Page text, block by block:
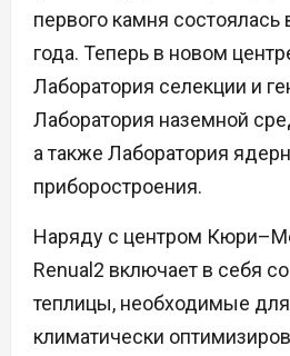
первого камня состоялась
года. Теперь в новом
Лаборатория селекции и
Лаборатория наземной
а также Лаборатория
приборостроения.
Наряду с центром
Renual2 включает в себя
теплицы, необходимые для
климатически